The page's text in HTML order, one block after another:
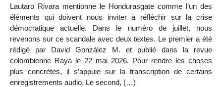
Lautaro Rivara mentionne le Hondurasgate comme l’un des
éléments qui doivent nous inviter à réfléchir sur la crise
démocratique actuelle. Dans le numéro de juillet, nous
revenons sur ce scandale avec deux textes. Le premier a été
rédigé par David González M. et publié dans la revue
colombienne Raya le 22 mai 2026. Pour rendre les choses
plus concrètes, il s’appuie sur la transcription de certains
enregistrements audio. Le second, (…)